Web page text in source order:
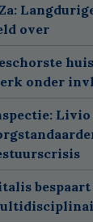
over
onder
Livio